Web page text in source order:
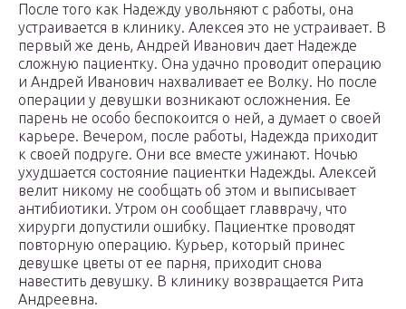
После того как Надежду увольняют с работы, она
устраивается в клинику. Алексея это не устраивает. В
первый же день, Андрей Иванович дает Надежде
сложную пациентку. Она удачно проводит операцию
и Андрей Иванович нахваливает ее Волку. Но после
операции у девушки возникают осложнения. Ее
парень не особо беспокоится о ней, а думает о своей
карьере. Вечером, после работы, Надежда приходит
к своей подруге. Они все вместе ужинают. Ночью
ухудшается состояние пациентки Надежды. Алексей
велит никому не сообщать об этом и выписывает
антибиотики. Утром он сообщает главврачу, что
хирурги допустили ошибку. Пациентке проводят
повторную операцию. Курьер, который принес
девушке цветы от ее парня, приходит снова
навестить девушку. В клинику возвращается Рита
Андреевна.